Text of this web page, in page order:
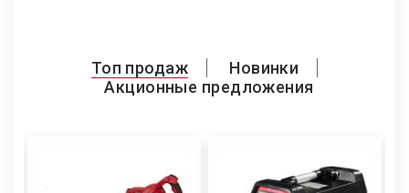
Топ продаж
Новинки
Акционные предложения